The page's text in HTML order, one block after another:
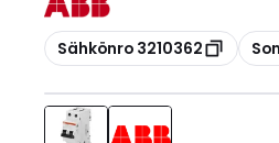
Kopioi
Sähkönro 3210362